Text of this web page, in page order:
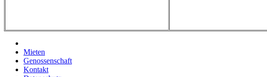
Mieten
Genossenschaft
Kontakt